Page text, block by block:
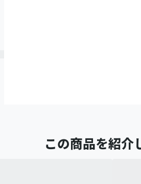
この商品を紹介